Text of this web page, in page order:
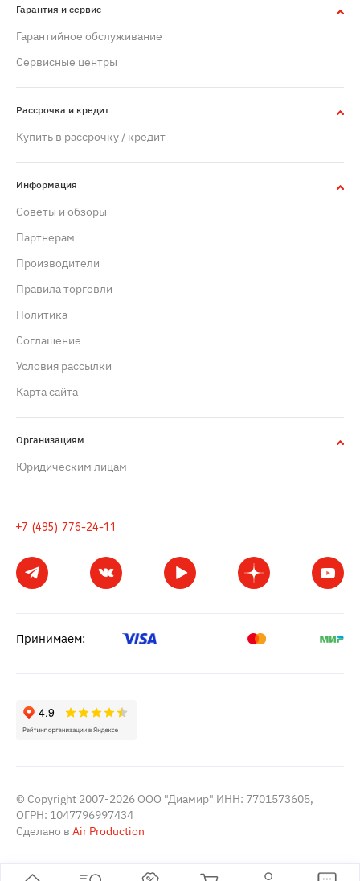
Гарантия и сервис
Гарантийное обслуживание
Сервисные центры
Рассрочка и кредит
Купить в рассрочку / кредит
Информация
Советы и обзоры
Партнерам
Производители
Правила торговли
Политика
Cоглашение
Условия рассылки
Карта сайта
Организациям
Юридическим лицам
+7 (495) 776-24-11
Принимаем:
© Copyright 2007-2026 ООО "Диамир" ИНН: 7701573605,
ОГРН: 1047796997434
Сделано в Air Production